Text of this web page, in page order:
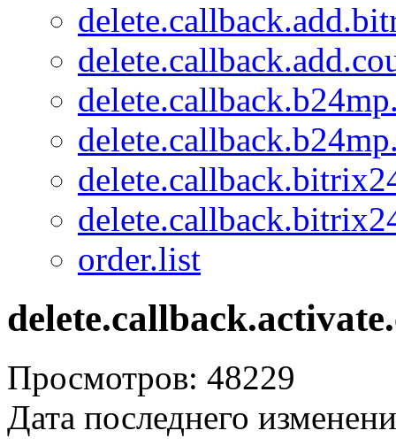
order.list
Просмотров: 48229
Дата последнего